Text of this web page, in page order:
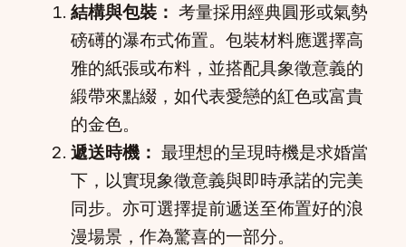
結構與包裝： 考量採用經典圓形或氣勢
磅礡的瀑布式佈置。包裝材料應選擇高
雅的紙張或布料，並搭配具象徵意義的
緞帶來點綴，如代表愛戀的紅色或富貴
的金色。
遞送時機： 最理想的呈現時機是求婚當
下，以實現象徵意義與即時承諾的完美
同步。亦可選擇提前遞送至佈置好的浪
漫場景，作為驚喜的一部分。